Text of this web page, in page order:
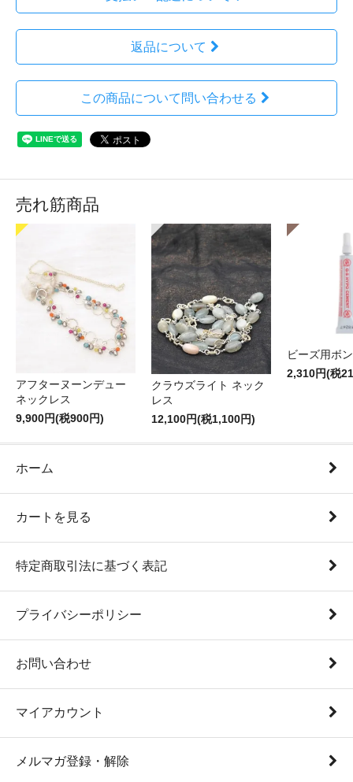
返品について
この商品について問い合わせる
売れ筋商品
アフターヌーンデュー
ネックレス
9,900円(税900円)
クラウズライト ネック
レス
12,100円(税1,100円)
ビーズ用ボ
2,310円(税
ホーム
カートを見る
特定商取引法に基づく表記
プライバシーポリシー
お問い合わせ
マイアカウント
メルマガ登録・解除